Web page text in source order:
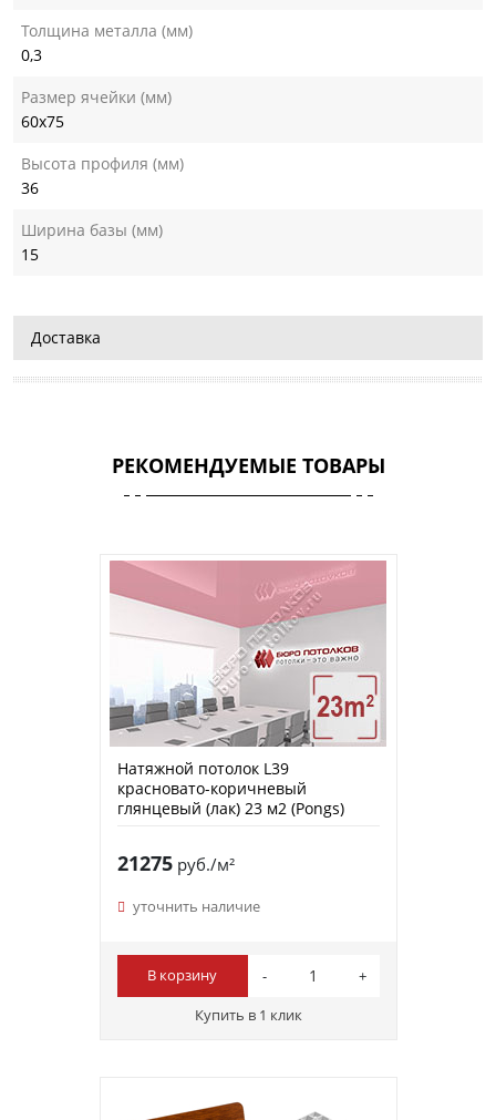
Толщина металла (мм)
0,3
Размер ячейки (мм)
60х75
Высота профиля (мм)
36
Ширина базы (мм)
15
Доставка
РЕКОМЕНДУЕМЫЕ ТОВАРЫ
Натяжной потолок L39
красновато-коричневый
глянцевый (лак) 23 м2 (Pongs)
21275руб./м²
уточнить наличие
В корзину
Купить в 1 клик